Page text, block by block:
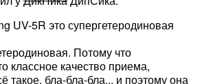
UV-5R это супергетеродиновая
Потому что
классное качество приема,
такое, бла-бла-бла... и поэтому она